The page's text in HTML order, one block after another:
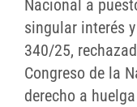
Nacional a
singular interés
340/25,
Congreso de la
derecho a